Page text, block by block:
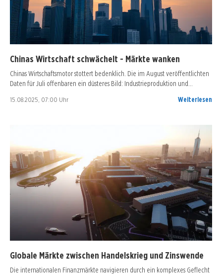
Chinas Wirtschaft schwächelt - Märkte wanken
Chinas Wirtschaftsmotor stottert bedenklich. Die im August veröffentlichten
Daten für Juli offenbaren ein düsteres Bild: Industrieproduktion und…
15.08.2025, 07:00 Uhr Weiterlesen
Globale Märkte zwischen Handelskrieg und Zinswende
Die internationalen Finanzmärkte navigieren durch ein komplexes Geflecht